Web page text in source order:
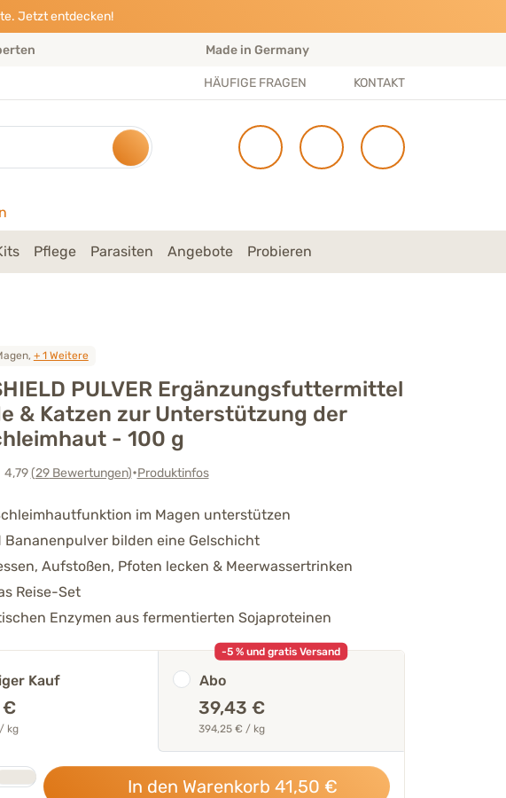
Jetzt entdecken!
Made in Germany
HÄUFIGE FRAGEN KONTAKT
Pflege Parasiten Angebote Probieren
+ 1 Weitere
PULVER Ergänzungsfuttermittel
& Katzen zur Unterstützung der
- 100 g
4,79(29Bewertungen)•Produktinfos
im Magen unterstützen
Bananenpulver bilden eine Gelschicht
Aufstoßen, Pfoten lecken & Meerwassertrinken
Reise-Set
Enzymen aus fermentierten Sojaproteinen
Kauf
€
kg
-5 % und gratis Versand
Abo
39,43 €
394,25 € / kg
In den Warenkorb 41,50 €